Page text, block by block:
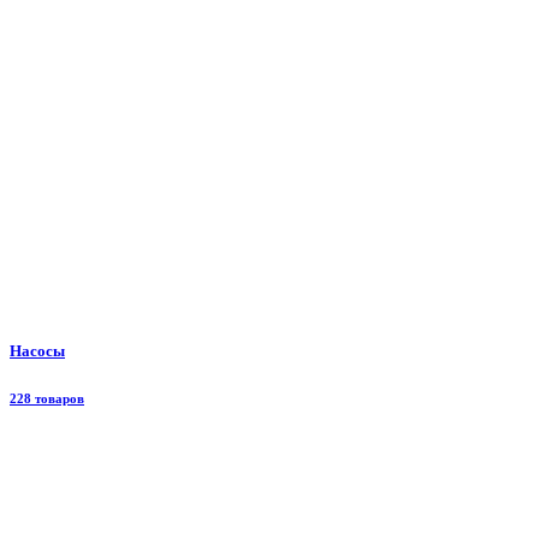
Насосы
228 товаров